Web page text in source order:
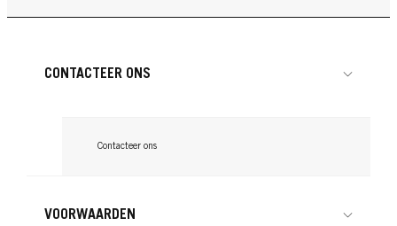
CONTACTEER ONS
Contacteer ons
VOORWAARDEN